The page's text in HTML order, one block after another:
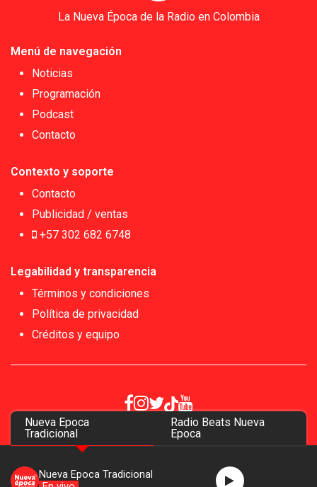
La Nueva Época de la Radio en Colombia
Menú de navegación
Noticias
Programación
Podcast
Contacto
Contexto y soporte
Contacto
Publicidad / ventas
+57 302 682 6748
Legabilidad y transparencia
Términos y condiciones
Política de privacidad
Créditos y equipo
Copyrigth 2026
Nueva Epoca
Tradicional
Radio Beats Nueva
Epoca
Nueva Epoca Tradicional